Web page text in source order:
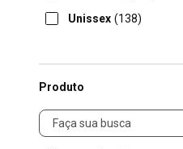
Unissex (138)
Produto
Produto